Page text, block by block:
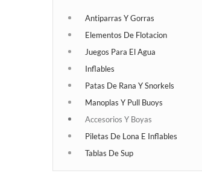
Antiparras Y Gorras
Elementos De Flotacion
Juegos Para El Agua
Inflables
Patas De Rana Y Snorkels
Manoplas Y Pull Buoys
Accesorios Y Boyas
Piletas De Lona E Inflables
Tablas De Sup